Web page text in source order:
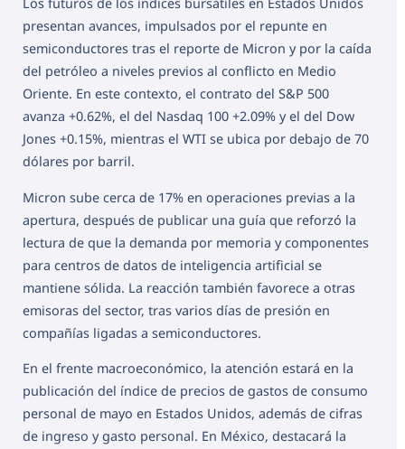
Los futuros de los índices bursátiles en Estados Unidos
presentan avances, impulsados por el repunte en
semiconductores tras el reporte de Micron y por la caída
del petróleo a niveles previos al conflicto en Medio
Oriente. En este contexto, el contrato del S&P 500
avanza +0.62%, el del Nasdaq 100 +2.09% y el del Dow
Jones +0.15%, mientras el WTI se ubica por debajo de 70
dólares por barril.
Micron sube cerca de 17% en operaciones previas a la
apertura, después de publicar una guía que reforzó la
lectura de que la demanda por memoria y componentes
para centros de datos de inteligencia artificial se
mantiene sólida. La reacción también favorece a otras
emisoras del sector, tras varios días de presión en
compañías ligadas a semiconductores.
En el frente macroeconómico, la atención estará en la
publicación del índice de precios de gastos de consumo
personal de mayo en Estados Unidos, además de cifras
de ingreso y gasto personal. En México, destacará la